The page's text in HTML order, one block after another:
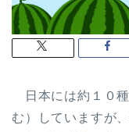
日本には約１０
む）していますが